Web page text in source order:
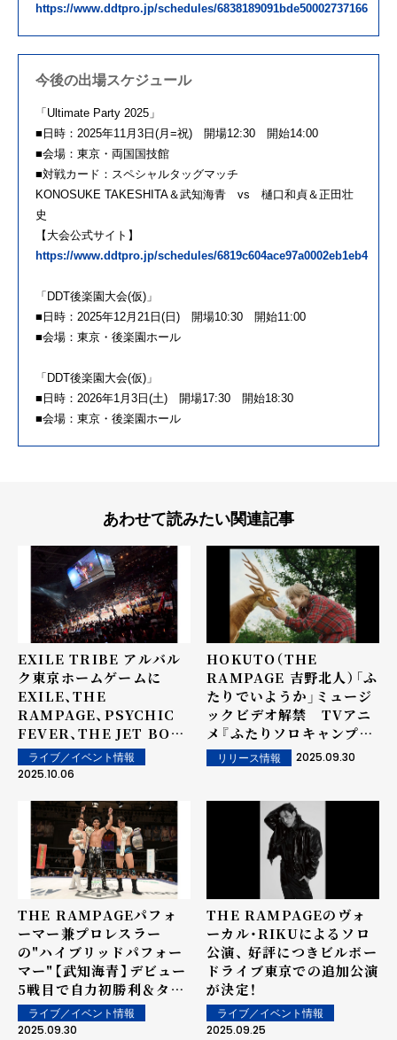
https://www.ddtpro.jp/schedules/6838189091bde50002737166
今後の出場スケジュール
「Ultimate Party 2025」
■日時：2025年11月3日(月=祝) 開場12:30 開始14:00
■会場：東京・両国国技館
■対戦カード：スペシャルタッグマッチ
KONOSUKE TAKESHITA＆武知海青 vs 樋口和貞＆正田壮
史
【大会公式サイト】
https://www.ddtpro.jp/schedules/6819c604ace97a0002eb1eb4
「DDT後楽園大会(仮)」
■日時：2025年12月21日(日) 開場10:30 開始11:00
■会場：東京・後楽園ホール
「DDT後楽園大会(仮)」
■日時：2026年1月3日(土) 開場17:30 開始18:30
■会場：東京・後楽園ホール
あわせて読みたい関連記事
EXILE TRIBE アルバル
ク東京ホームゲームに
EXILE、THE
RAMPAGE、PSYCHIC
FEVER、THE JET BOY
BANGERZが登場！
ライブ／イベント情報
2025.10.06
HOKUTO（THE
RAMPAGE 吉野北人）「ふ
たりでいようか」ミュージ
ックビデオ解禁 TVアニ
メ『ふたりソロキャンプ』
OPテーマ曲
リリース情報 2025.09.30
THE RAMPAGEパフォ
ーマー兼プロレスラー
の"ハイブリッドパフォー
マー"【武知海青】デビュー
5戦目で自力初勝利＆タイ
トル初戴冠の快挙！
ライブ／イベント情報
2025.09.30
THE RAMPAGEのヴォ
ーカル・RIKUによるソロ
公演、 好評につきビルボー
ドライブ東京での追加公演
が決定！
ライブ／イベント情報
2025.09.25